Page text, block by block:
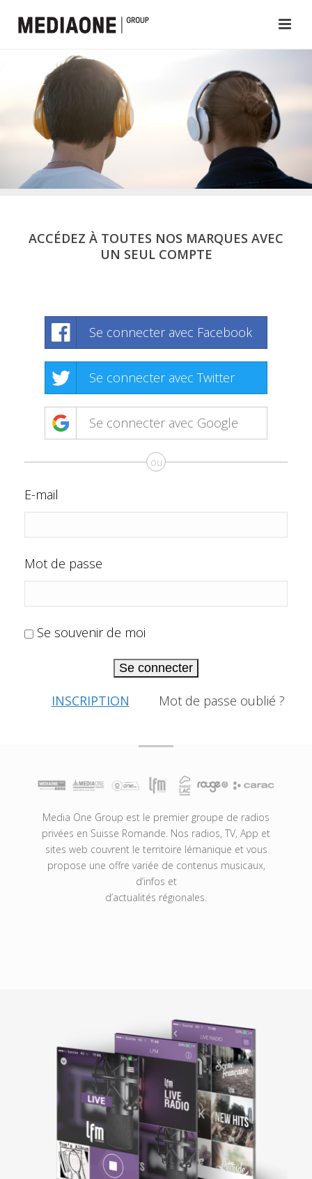
ACCÉDEZ À TOUTES NOS MARQUES AVEC
UN SEUL COMPTE
Se connecter avec Facebook
Se connecter avec Twitter
Se connecter avec Google
ou
E-mail
Mot de passe
Se souvenir de moi
Se connecter
INSCRIPTION Mot de passe oublié ?
Media One Group est le premier groupe de radios
privées en Suisse Romande. Nos radios, TV, App et
sites web couvrent le territoire lémanique et vous
propose une offre variée de contenus musicaux,
d’infos et
d’actualités régionales.